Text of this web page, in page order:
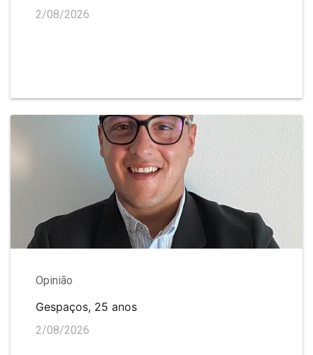
2/08/2026
Opinião
Gespaços, 25 anos
2/08/2026